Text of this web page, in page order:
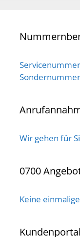
Wir gehen für
0700
Keine
Kundenportal